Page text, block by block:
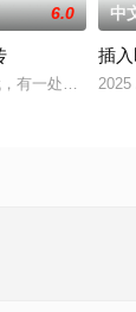
of a fa
6.0
有一处著名妓院
中
插